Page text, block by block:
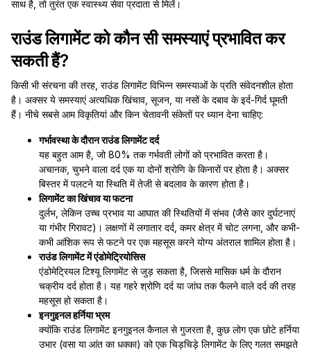
साथ है, तो तुरंत एक स्वास्थ्य सेवा प्रदाता से मिलें।
राउंड लिगामेंट को कौन सी समस्याएं प्रभावित कर
सकती हैं?
किसी भी संरचना की तरह, राउंड लिगामेंट विभिन्न समस्याओं के प्रति संवेदनशील होता
है। अक्सर ये समस्याएं अत्यधिक खिंचाव, सूजन, या नसों के दबाव के इर्द-गिर्द घूमती
हैं। नीचे सबसे आम विकृतियां और किन चेतावनी संकेतों पर ध्यान देना चाहिए:
गर्भावस्था के दौरान राउंड लिगामेंट दर्द
यह बहुत आम है, जो 80% तक गर्भवती लोगों को प्रभावित करता है।
अचानक, चुभने वाला दर्द एक या दोनों श्रोणि के किनारों पर होता है। अक्सर
बिस्तर में पलटने या स्थिति में तेजी से बदलाव के कारण होता है।
लिगामेंट का खिंचाव या फटना
दुर्लभ, लेकिन उच्च प्रभाव या आघात की स्थितियों में संभव (जैसे कार दुर्घटनाएं
या गंभीर गिरावट)। लक्षणों में लगातार दर्द, कमर क्षेत्र में चोट लगना, और कभी-
कभी आंशिक रूप से फटने पर एक महसूस करने योग्य अंतराल शामिल होता है।
राउंड लिगामेंट में एंडोमेट्रियोसिस
एंडोमेट्रियल टिश्यू लिगामेंट से जुड़ सकता है, जिससे मासिक धर्म के दौरान
चक्रीय दर्द होता है। यह गहरे श्रोणि दर्द या जांघ तक फैलने वाले दर्द की तरह
महसूस हो सकता है।
इनगुइनल हर्निया भ्रम
क्योंकि राउंड लिगामेंट इनगुइनल कैनाल से गुजरता है, कुछ लोग एक छोटे हर्निया
उभार (वसा या आंत का धक्का) को एक चिड़चिड़े लिगामेंट के लिए गलत समझते